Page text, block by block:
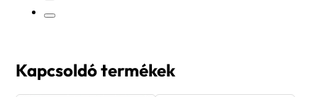
Kapcsoldó termékek